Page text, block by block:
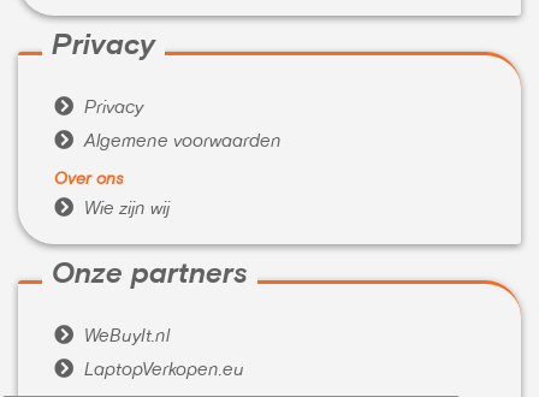
Privacy
 Privacy
 Algemene voorwaarden
Over ons
 Wie zijn wij
Onze partners
 WeBuyIt.nl
 LaptopVerkopen.eu